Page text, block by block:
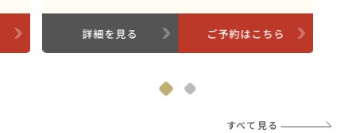
詳細を見る ご予約はこちら
すべて見る